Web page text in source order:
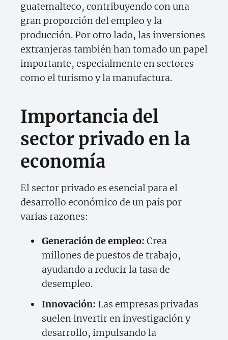
guatemalteco, contribuyendo con una
gran proporción del empleo y la
producción. Por otro lado, las inversiones
extranjeras también han tomado un papel
importante, especialmente en sectores
como el turismo y la manufactura.
Importancia del
sector privado en la
economía
El sector privado es esencial para el
desarrollo económico de un país por
varias razones:
Generación de empleo: Crea
millones de puestos de trabajo,
ayudando a reducir la tasa de
desempleo.
Innovación: Las empresas privadas
suelen invertir en investigación y
desarrollo, impulsando la